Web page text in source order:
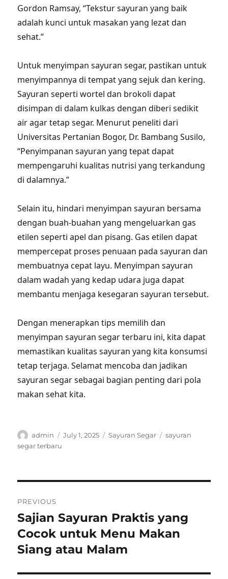
Gordon Ramsay, “Tekstur sayuran yang baik
adalah kunci untuk masakan yang lezat dan
sehat.”
Untuk menyimpan sayuran segar, pastikan untuk
menyimpannya di tempat yang sejuk dan kering.
Sayuran seperti wortel dan brokoli dapat
disimpan di dalam kulkas dengan diberi sedikit
air agar tetap segar. Menurut peneliti dari
Universitas Pertanian Bogor, Dr. Bambang Susilo,
“Penyimpanan sayuran yang tepat dapat
mempengaruhi kualitas nutrisi yang terkandung
di dalamnya.”
Selain itu, hindari menyimpan sayuran bersama
dengan buah-buahan yang mengeluarkan gas
etilen seperti apel dan pisang. Gas etilen dapat
mempercepat proses penuaan pada sayuran dan
membuatnya cepat layu. Menyimpan sayuran
dalam wadah yang kedap udara juga dapat
membantu menjaga kesegaran sayuran tersebut.
Dengan menerapkan tips memilih dan
menyimpan sayuran segar terbaru ini, kita dapat
memastikan kualitas sayuran yang kita konsumsi
tetap terjaga. Selamat mencoba dan jadikan
sayuran segar sebagai bagian penting dari pola
makan sehat kita.
Author
admin
Posted
July 1, 2025 Categories
Sayuran Segar Tags
sayuran
segar terbaru
navigation
PREVIOUS
Previous
post:
Sajian Sayuran Praktis yang
Cocok untuk Menu Makan
Siang atau Malam